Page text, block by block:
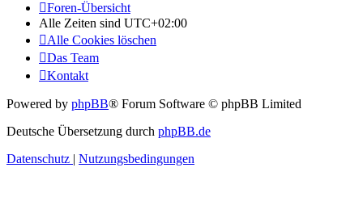
Foren-Übersicht
Alle Zeiten sind UTC+02:00
Alle Cookies löschen
Das Team
Kontakt
Powered by phpBB® Forum Software © phpBB Limited
Deutsche Übersetzung durch phpBB.de
Datenschutz | Nutzungsbedingungen